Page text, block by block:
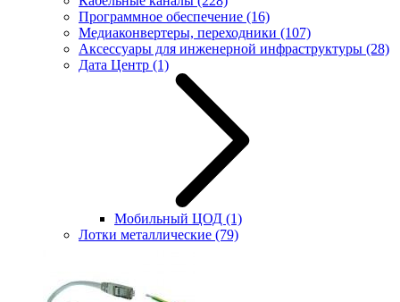
Программное обеспечение (16)
Медиаконвертеры, переходники (107)
Аксессуары для инженерной инфраструктуры (28)
Дата Центр (1)
Мобильный ЦОД (1)
Лотки металлические (79)